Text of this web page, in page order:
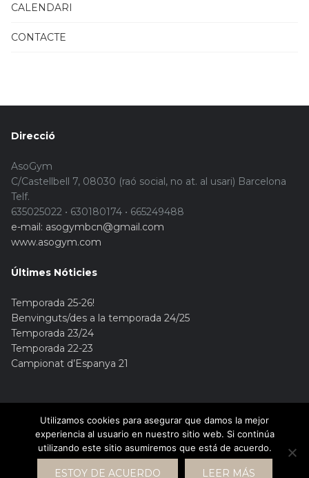
CALENDARI
CONTACTE
Direcció
AsoGym
C/Castellbell 7, 08030 (raó social, no at. al usari) Barcelona
Telf.
635025022 • 630180174 • 665249488
e-mail: asogymbcn@gmail.com
www.asogym.com
Últimes Nóticies
Temporada 25-26!
Benvinguts/des a la temporada 24/25
Temporada 23/24
Temporada 22-23
Campionat d’Espanya 21
© Copyright 2015. Asogym
Utilizamos cookies para asegurar que damos la mejor
experiencia al usuario en nuestro sitio web. Si continúa
utilizando este sitio asumiremos que está de acuerdo.
ESTOY DE ACUERDO LEER MÁS